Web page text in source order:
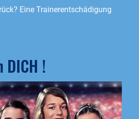
Eine Trainerentschädigung
DICH !